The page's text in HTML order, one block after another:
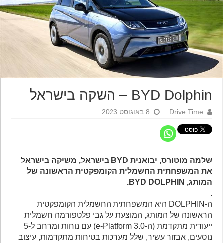
BYD Dolphin – השקה בישראל
Drive Time 8 באוגוסט 2023
שלמה מוטורס, יבואנית BYD בישראל, משיקה בישראל
את המשפחתית החשמלית הקומפקטית הראשונה של
המותג, BYD DOLPHIN.
ה-DOLPHIN היא המשפחתית החשמלית הקומפקטית
הראשונה של המותג, המוצעת על גבי פלטפורמה חשמלית
ייעודית מתקדמת (ה-e-Platform 3.0) עם נוחות ומרחב ל-5
נוסעים, אבזור עשיר, שלל מערכות בטיחות מתקדמות, עיצוב